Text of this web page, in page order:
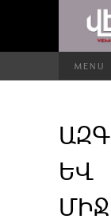
MENU
ԵՎ